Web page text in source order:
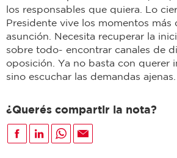
los responsables que quiera. Lo
Presidente vive los momentos más
asunción. Necesita recuperar la
sobre todo- encontrar canales de
oposición. Ya no basta con querer
sino escuchar las demandas ajenas.
¿Querés compartir la nota?